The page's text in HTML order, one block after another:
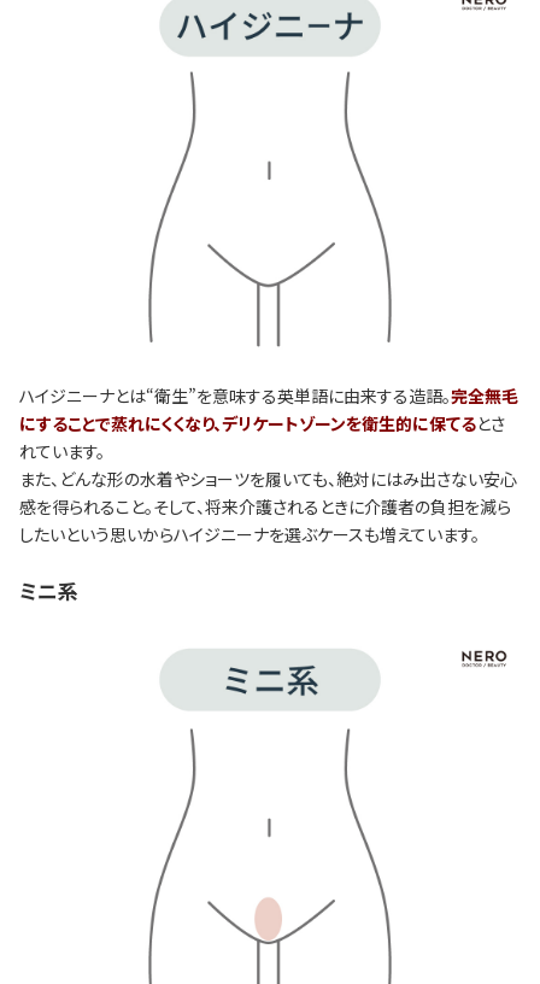
ハイジニーナとは“衛生”を意味する英単語に由来する造語。完全無毛
にすることで蒸れにくくなり、デリケートゾーンを衛生的に保てるとさ
れています。
また、どんな形の水着やショーツを履いても、絶対にはみ出さない安心
感を得られること。そして、将来介護されるときに介護者の負担を減ら
したいという思いからハイジニーナを選ぶケースも増えています。
ミニ系